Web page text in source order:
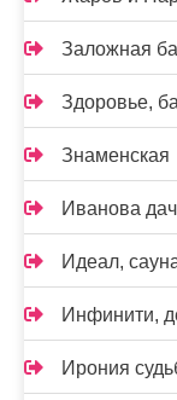
Заложная
Здоровье,
Знаменская
Иванова
Идеал,
Инфинити,
Ирония